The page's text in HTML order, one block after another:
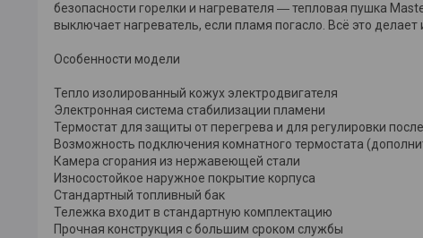
безопасности горелки и нагревателя ― тепловая пушка
выключает нагреватель, если пламя погасло. Всё это
Особенности модели
Тепло изолированный кожух электродвигателя
Электронная система стабилизации пламени
Термостат для защиты от перегрева и для регулировки
Возможность подключения комнатного термостата
Камера сгорания из нержавеющей стали
Износостойкое наружное покрытие корпуса
Стандартный топливный бак
Тележка входит в стандартную комплектацию
Прочная конструкция с большим сроком службы